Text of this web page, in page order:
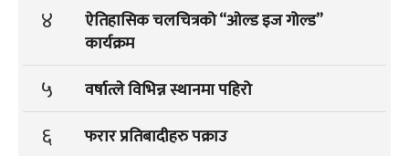
४
ऐतिहासिक चलचित्रको “ओल्ड इज गोल्ड”
कार्यक्रम
५ वर्षात्ले विभिन्न स्थानमा पहिरो
६ फरार प्रतिबादीहरु पक्राउ